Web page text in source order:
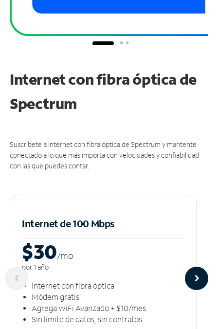
Internet con fibra óptica de
Spectrum
Suscríbete a Internet con fibra óptica de Spectrum y mantente
conectado a lo que más importa con velocidades y confiabilidad
con las que puedes contar.
Internet de 100 Mbps
$30/mo
por 1 año
Internet con fibra óptica
Módem gratis
Agrega WiFi Avanzado + $10/mes
Sin límite de datos, sin contratos